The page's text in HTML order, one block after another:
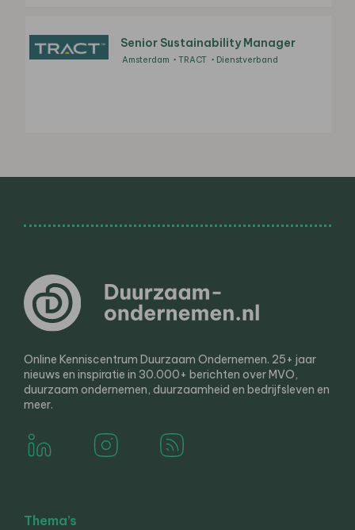
Senior Sustainability Manager
Amsterdam TRACT Dienstverband
Online Kenniscentrum Duurzaam Ondernemen. 25+ jaar
nieuws en inspiratie in 30.000+ berichten over MVO,
duurzaam ondernemen, duurzaamheid en bedrijfsleven en
meer.
Thema’s